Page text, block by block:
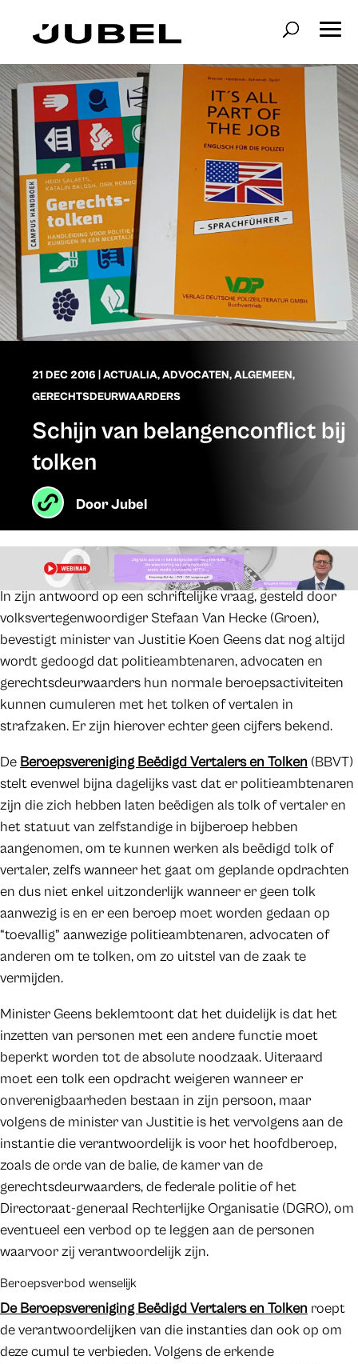
21 DEC 2016 ACTUALIA,ADVOCATEN,ALGEMEEN,
GERECHTSDEURWAARDERS
Schijn van belangenconflict bij
tolken
DoorJubel
In zijn antwoord op een schriftelijke vraag, gesteld door
volksvertegenwoordiger Stefaan Van Hecke (Groen),
bevestigt minister van Justitie Koen Geens dat nog altijd
wordt gedoogd dat politieambtenaren, advocaten en
gerechtsdeurwaarders hun normale beroepsactiviteiten
kunnen cumuleren met het tolken of vertalen in
strafzaken. Er zijn hierover echter geen cijfers bekend.
De Beroepsvereniging Beëdigd Vertalers en Tolken (BBVT)
stelt evenwel bijna dagelijks vast dat er politieambtenaren
zijn die zich hebben laten beëdigen als tolk of vertaler en
het statuut van zelfstandige in bijberoep hebben
aangenomen, om te kunnen werken als beëdigd tolk of
vertaler, zelfs wanneer het gaat om geplande opdrachten
en dus niet enkel uitzonderlijk wanneer er geen tolk
aanwezig is en er een beroep moet worden gedaan op
“toevallig” aanwezige politieambtenaren, advocaten of
anderen om te tolken, om zo uitstel van de zaak te
vermijden.
Minister Geens beklemtoont dat het duidelijk is dat het
inzetten van personen met een andere functie moet
beperkt worden tot de absolute noodzaak. Uiteraard
moet een tolk een opdracht weigeren wanneer er
onverenigbaarheden bestaan in zijn persoon, maar
volgens de minister van Justitie is het vervolgens aan de
instantie die verantwoordelijk is voor het hoofdberoep,
zoals de orde van de balie, de kamer van de
gerechtsdeurwaarders, de federale politie of het
Directoraat-generaal Rechterlijke Organisatie (DGRO), om
eventueel een verbod op te leggen aan de personen
waarvoor zij verantwoordelijk zijn.
Beroepsverbod wenselijk
De Beroepsvereniging Beëdigd Vertalers en Tolken roept
de verantwoordelijken van die instanties dan ook op om
deze cumul te verbieden. Volgens de erkende